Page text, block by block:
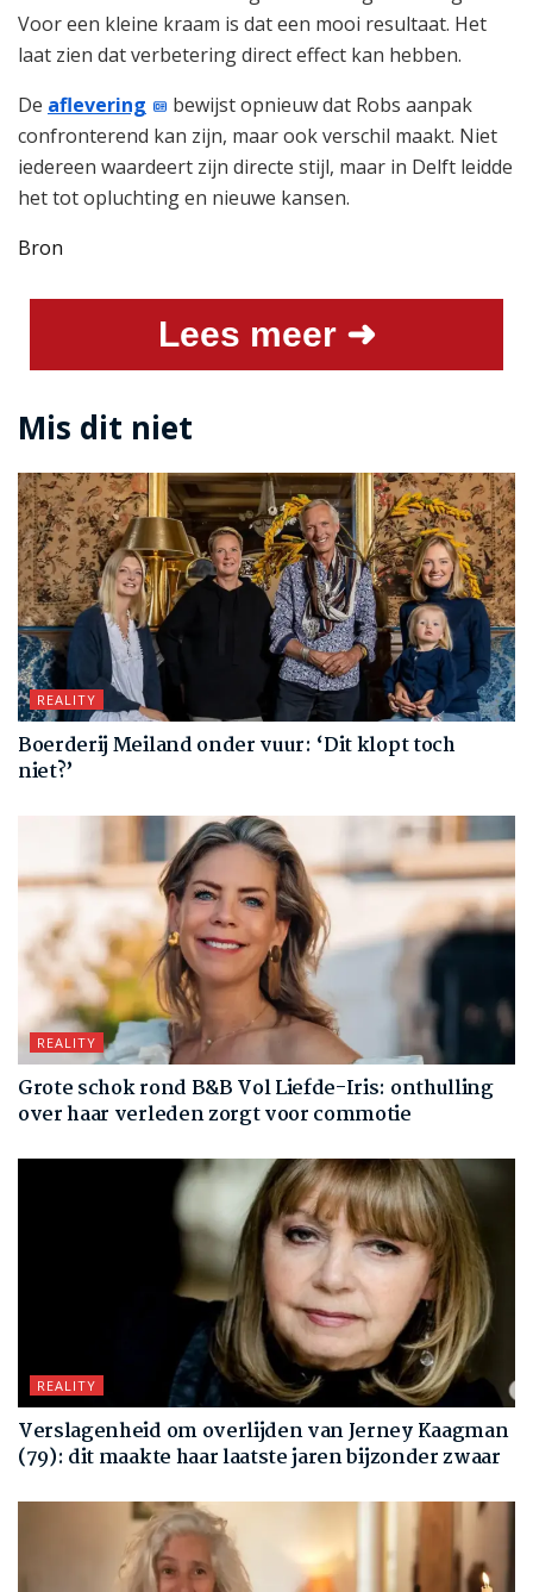
Voor een kleine kraam is dat een mooi resultaat. Het
laat zien dat verbetering direct effect kan hebben.
De aflevering
bewijst opnieuw dat Robs aanpak
confronterend kan zijn, maar ook verschil maakt. Niet
iedereen waardeert zijn directe stijl, maar in Delft leidde
het tot opluchting en nieuwe kansen.
Bron
Lees meer ➜
Mis dit niet
REALITY
Boerderij Meiland onder vuur: ‘Dit klopt toch
niet?’
REALITY
Grote schok rond B&B Vol Liefde-Iris: onthulling
over haar verleden zorgt voor commotie
REALITY
Verslagenheid om overlijden van Jerney Kaagman
(79): dit maakte haar laatste jaren bijzonder zwaar